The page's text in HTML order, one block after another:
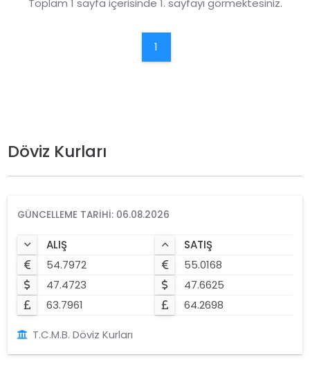
Toplam 1 sayfa içerisinde 1. sayfayı görmektesiniz.
1
Döviz Kurları
GÜNCELLEME TARIHI: 06.08.2026
ALIŞ
SATIŞ
54.7972
55.0168
47.4723
47.6625
63.7961
64.2698
T.C.M.B. Döviz Kurları